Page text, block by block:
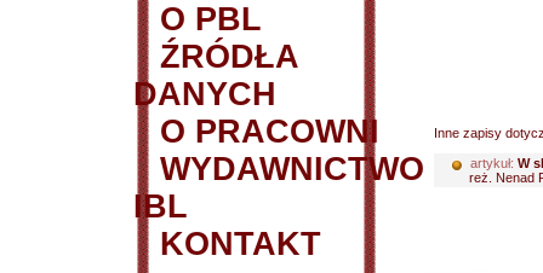
O PBL
ŹRÓDŁA
DANYCH
O PRACOWNI
WYDAWNICTWO
IBL
KONTAKT
Inne zapisy
artykuł: W
reż. Nenad